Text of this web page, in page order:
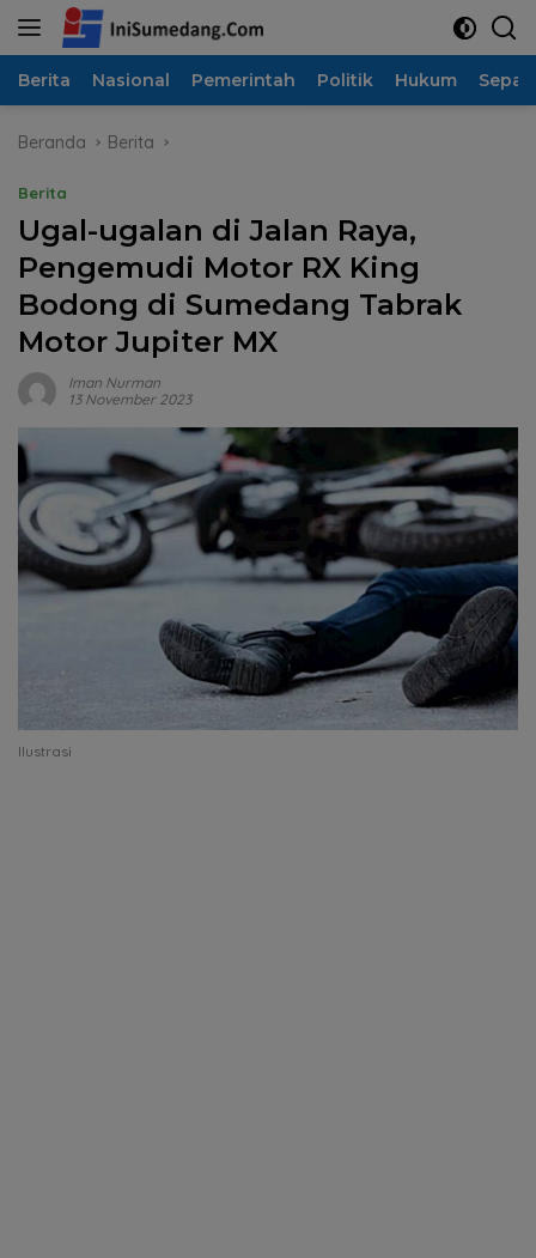
Langsung
Berita Nasional Pemerintah Politik Hukum
Beranda Berita
Berita
Ugal-ugalan di Jalan Raya,
Pengemudi Motor RX King
Bodong di Sumedang Tabrak
Motor Jupiter MX
Iman Nurman
13 November 2023
Ilustrasi